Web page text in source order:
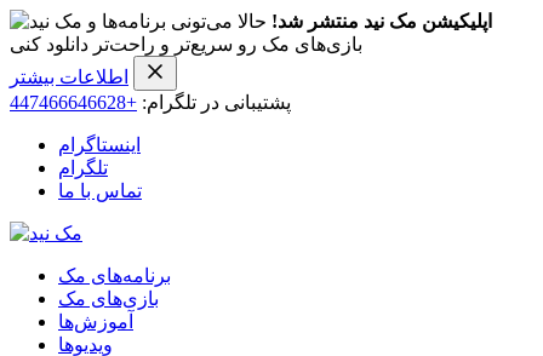
اپلیکیشن مک نید منتشر شد! حالا می‌تونی برنامه‌ها و
بازی‌های مک رو سریع‌تر و راحت‌تر دانلود کنی
اطلاعات بیشتر
پشتیبانی در تلگرام: +447466646628
اینستاگرام
تلگرام
تماس با ما
برنامه‌های مک
بازی‌های مک
آموزش‌ها
ویدیو‌ها